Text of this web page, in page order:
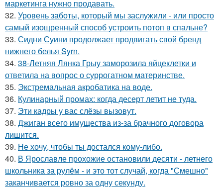
маркетинга нужно продавать.
32. Уровень заботы, который мы заслужили - или просто
самый изощренный способ устроить потоп в спальне?
33. Сидни Суини продолжает продвигать свой бренд
нижнего белья Syrn.
34. 38-Летняя Лянка Грыу заморозила яйцеклетки и
ответила на вопрос о суррогатном материнстве.
35. Экстремальная акробатика на воде.
36. Кулинарный промах: когда десерт летит не туда.
37. Эти кадры у вас слёзы вызовут.
38. Джиган всего имущества из-за брачного договора
лишится.
39. Не хочу, чтобы ты достался кому-либо.
40. В Ярославле прохожие остановили десяти - летнего
школьника за рулём - и это тот случай, когда "Смешно"
заканчивается ровно за одну секунду.